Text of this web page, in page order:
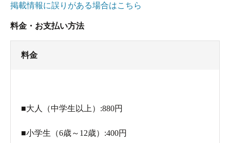
掲載情報に誤りがある場合はこちら
料金・お支払い方法
料金
■大人（中学生以上）:880円
■小学生（6歳～12歳）:400円